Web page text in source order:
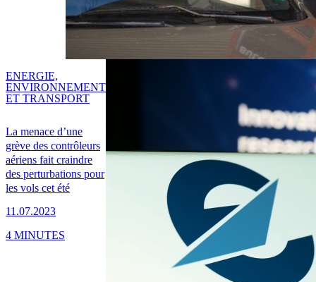
La menace d’une
grève des contrôleurs
aériens fait craindre
des perturbations pour
les vols cet été
11.07.2023
ENERGIE,
ENVIRONNEMENT
ET TRANSPORT
4 MINUTES